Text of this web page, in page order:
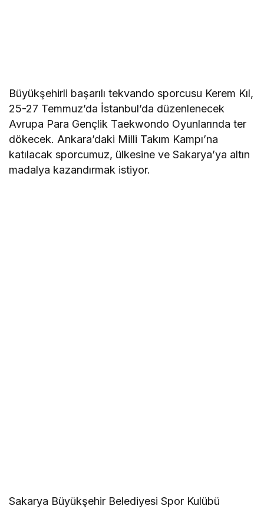
Büyükşehirli başarılı tekvando sporcusu Kerem Kıl,
25-27 Temmuz’da İstanbul’da düzenlenecek
Avrupa Para Gençlik Taekwondo Oyunlarında ter
dökecek. Ankara’daki Milli Takım Kampı’na
katılacak sporcumuz, ülkesine ve Sakarya’ya altın
madalya kazandırmak istiyor.
Sakarya Büyükşehir Belediyesi Spor Kulübü